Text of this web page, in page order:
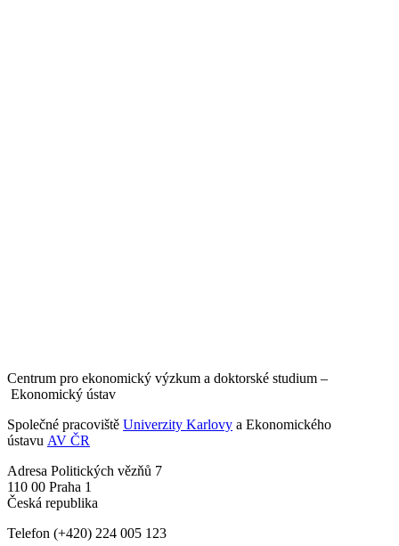
Centrum pro ekonomický výzkum a doktorské studium –
Ekonomický ústav
Společné pracoviště Univerzity Karlovy a Ekonomického
ústavu AV ČR
Adresa Politických vězňů 7
110 00 Praha 1
Česká republika
Telefon (+420) 224 005 123